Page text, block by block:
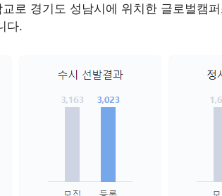
로 경기도 성남시에 위치한 글로벌캠
다.